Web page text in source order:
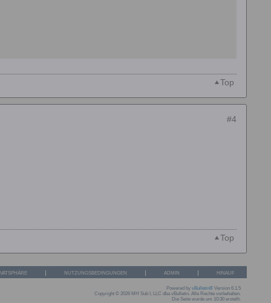
Top
#4
Top
NUTZUNGSBEDINGUNGEN ADMIN HINAUF
Powered by vBulletin® Version 6.1.5
Copyright © 2026 MH Sub I, LLC dba vBulletin. Alle Rechte vorbehalten.
Die Seite wurde um 10:30 erstellt.